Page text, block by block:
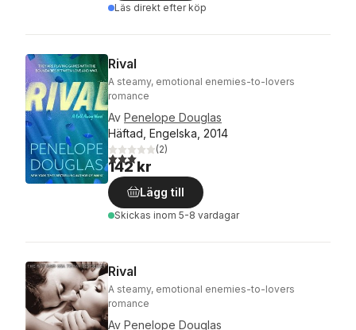
Läs direkt efter köp
Rival
A steamy, emotional enemies-to-lovers
romance
Av Penelope Douglas
Häftad, Engelska, 2014
3,0utav 5 stjärnor. Totalt antal röster:
(2)
142 kr
Lägg till
Skickas inom 5-8 vardagar
Rival
A steamy, emotional enemies-to-lovers
romance
Av Penelope Douglas